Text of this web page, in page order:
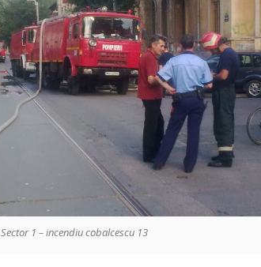
1 – incendiu cobalcescu 13